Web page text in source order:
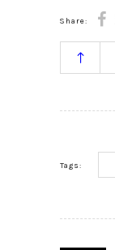
Share:
Tags: